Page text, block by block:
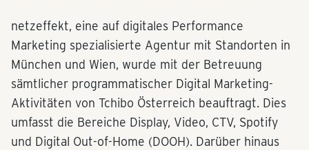
netzeffekt, eine auf digitales Performance
Marketing spezialisierte Agentur mit Standorten in
München und Wien, wurde mit der Betreuung
sämtlicher programmatischer Digital Marketing-
Aktivitäten von Tchibo Österreich beauftragt. Dies
umfasst die Bereiche Display, Video, CTV, Spotify
und Digital Out-of-Home (DOOH). Darüber hinaus